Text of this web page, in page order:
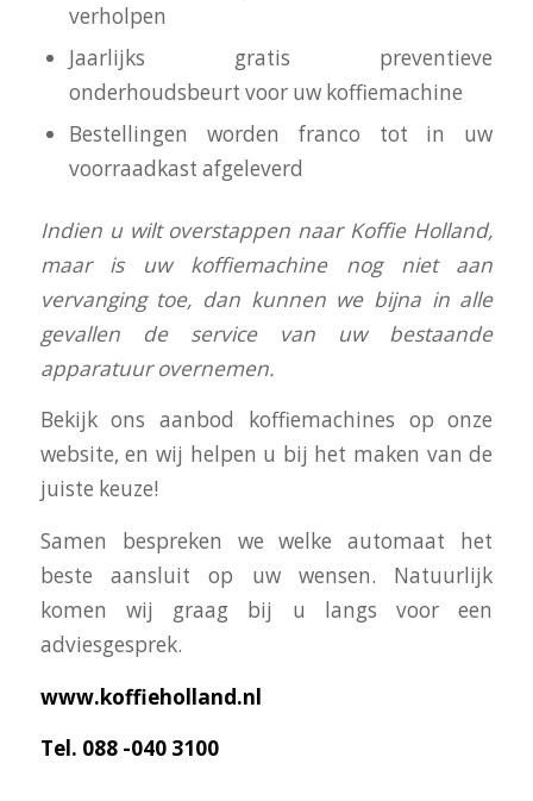
verholpen
Jaarlijks gratis preventieve
onderhoudsbeurt voor uw koffiemachine
Bestellingen worden franco tot in uw
voorraadkast afgeleverd
Indien u wilt overstappen naar Koffie Holland,
maar is uw koffiemachine nog niet aan
vervanging toe, dan kunnen we bijna in alle
gevallen de service van uw bestaande
apparatuur overnemen.
Bekijk ons aanbod koffiemachines op onze
website, en wij helpen u bij het maken van de
juiste keuze!
Samen bespreken we welke automaat het
beste aansluit op uw wensen. Natuurlijk
komen wij graag bij u langs voor een
adviesgesprek.
www.koffieholland.nl
Tel. 088 -040 3100